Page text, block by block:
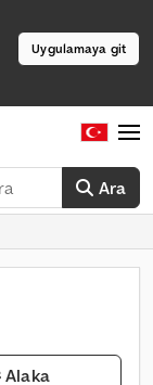
Uygulamaya git
Ara
Alaka